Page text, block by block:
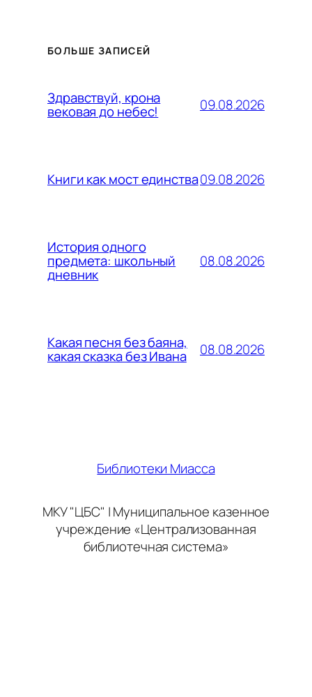
БОЛЬШЕ ЗАПИСЕЙ
Здравствуй, крона
вековая до небес! 09.08.2026
Книги как мост единства09.08.2026
История одного
предмета: школьный
дневник
08.08.2026
Какая песня без баяна,
какая сказка без Ивана 08.08.2026
Библиотеки Миасса
МКУ "ЦБС" | Муниципальное казенное
учреждение «Централизованная
библиотечная система»